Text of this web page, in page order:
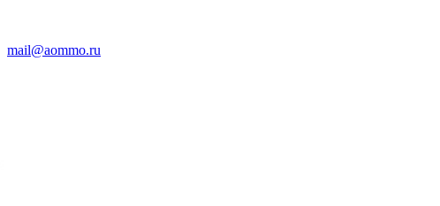
mail@aommo.ru